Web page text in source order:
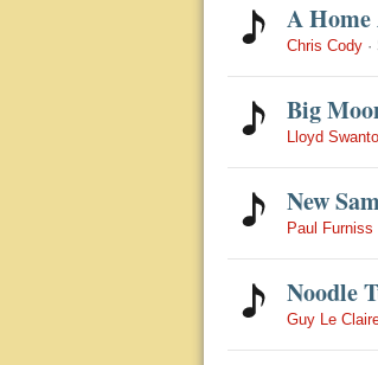
A Home
Chris Cody ·
Big
Lloyd
New
Paul Furniss
Noodle
Guy Le